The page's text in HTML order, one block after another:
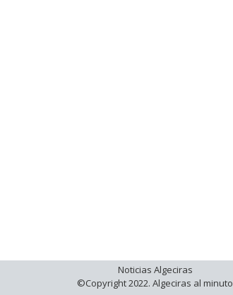
Noticias Algeciras
©Copyright 2022. Algeciras al minuto